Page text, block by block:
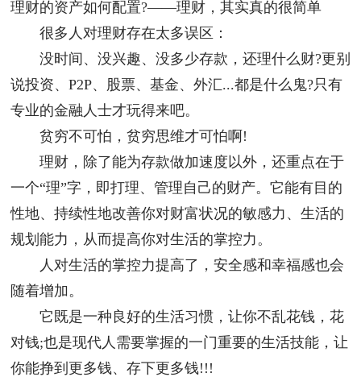
理财的资产如何配置?——理财，其实真的很简单
很多人对理财存在太多误区：
没时间、没兴趣、没多少存款，还理什么财?更别
说投资、P2P、股票、基金、外汇...都是什么鬼?只有
专业的金融人士才玩得来吧。
贫穷不可怕，贫穷思维才可怕啊!
理财，除了能为存款做加速度以外，还重点在于
一个“理”字，即打理、管理自己的财产。它能有目的
性地、持续性地改善你对财富状况的敏感力、生活的
规划能力，从而提高你对生活的掌控力。
人对生活的掌控力提高了，安全感和幸福感也会
随着增加。
它既是一种良好的生活习惯，让你不乱花钱，花
对钱;也是现代人需要掌握的一门重要的生活技能，让
你能挣到更多钱、存下更多钱!!!